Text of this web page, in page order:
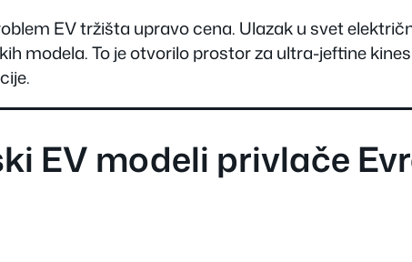
EV tržišta upravo cena. Ulazak u svet
modela. To je otvorilo prostor za ultra-jeftine
EV modeli privlače